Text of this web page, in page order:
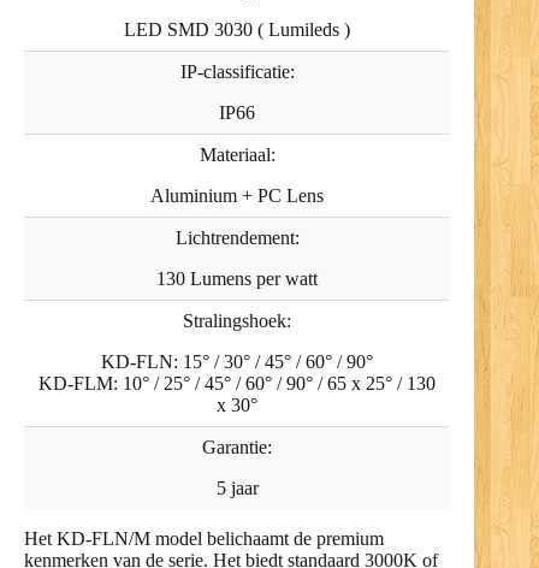
LED SMD 3030 ( Lumileds )
IP-classificatie:
IP66
Materiaal:
Aluminium + PC Lens
Lichtrendement:
130 Lumens per watt
Stralingshoek:
KD-FLN: 15° / 30° / 45° / 60° / 90°
KD-FLM: 10° / 25° / 45° / 60° / 90° / 65 x 25° / 130
x 30°
Garantie:
5 jaar
Het KD-FLN/M model belichaamt de premium
kenmerken van de serie. Het biedt standaard 3000K of